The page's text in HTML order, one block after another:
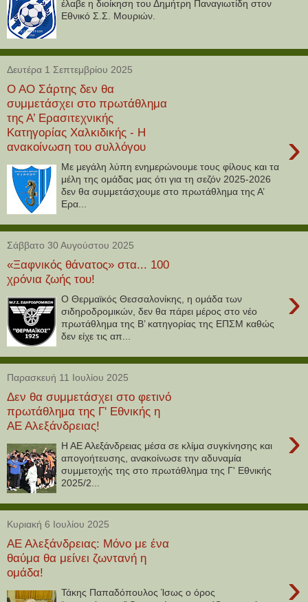
έλαβε η διοίκηση του Δημήτρη Παναγιωτίδη στον
Εθνικό Σ.Σ. Μουριών.
Δευτέρα 1 Σεπτεμβρίου 2025
Ο ΑΟ Σάρτης δεν θα
συμμετάσχει στο πρωτάθλημα
της Α’ Ερασιτεχνικής
Κατηγορίας Χαλκιδικής - Η
ανακοίνωση του συλλόγου
›
Με μεγάλη λύπη ενημερώνουμε τους φίλους και τα
μέλη της ομάδας μας ότι για τη σεζόν 2025-2026
δεν θα συμμετάσχουμε στο πρωτάθλημα της Α’
Ερα...
Σάββατο 30 Αυγούστου 2025
«Ξαφνικός θάνατος» στα... 100
χρόνια ζωής του!
›
Ο Θερμαϊκός Θεσσαλονίκης, η ομάδα των
σιδηροδρομικών, δεν θα πάρει μέρος στο νέο
πρωτάθλημα της Β’ κατηγορίας της ΕΠΣΜ καθώς
δεν είχε τις απ...
Παρασκευή 11 Ιουλίου 2025
Δεν θα συμμετάσχει στο φετινό
πρωτάθλημα της Γ' Εθνικής η
ΑΕ Αλεξάνδρειας!
›
Η ΑΕ Αλεξάνδρειας μέσα σε κλίμα συγκίνησης και
απογοήτευσης, ανακοίνωσε την αδυναμία
συμμετοχής της στο πρωτάθλημα της Γ' Εθνικής
2025/2...
Κυριακή 6 Ιουλίου 2025
ΑΕ Αλεξάνδρειας: Μόνο με ένα
θαύμα θα μείνει ζωντανή η
ομάδα!
›
Τάκης Παπαδόπουλος Ίσως ο όρος